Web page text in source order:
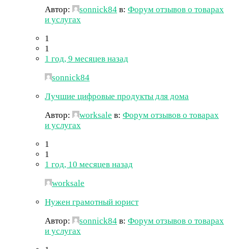
Автор:
sonnick84 в: Форум отзывов о товарах
и услугах
1
1
1 год, 9 месяцев назад
sonnick84
Лучшие цифровые продукты для дома
Автор:
worksale в: Форум отзывов о товарах
и услугах
1
1
1 год, 10 месяцев назад
worksale
Нужен грамотный юрист
Автор:
sonnick84 в: Форум отзывов о товарах
и услугах